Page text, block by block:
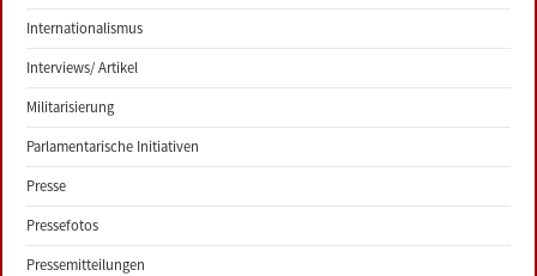
Internationalismus
Interviews/ Artikel
Militarisierung
Parlamentarische Initiativen
Presse
Pressefotos
Pressemitteilungen